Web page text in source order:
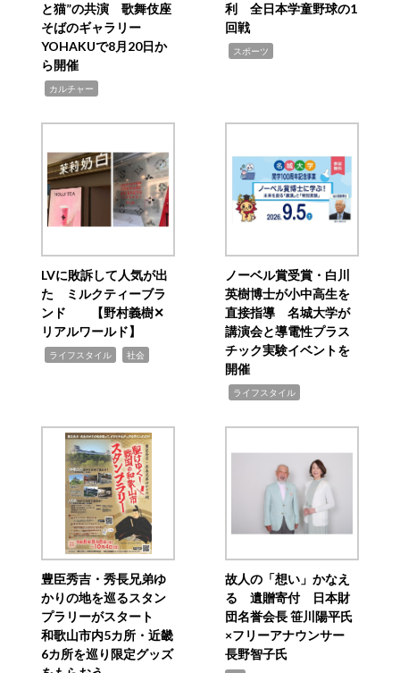
と猫”の共演 歌舞伎座
そばのギャラリー
YOHAKUで8月20日か
ら開催
カルチャー
利 全日本学童野球の1
回戦
スポーツ
LVに敗訴して人気が出
た ミルクティーブラ
ンド 【野村義樹✕
リアルワールド】
ライフスタイル 社会
ノーベル賞受賞・白川
英樹博士が小中高生を
直接指導 名城大学が
講演会と導電性プラス
チック実験イベントを
開催
ライフスタイル
豊臣秀吉・秀長兄弟ゆ
かりの地を巡るスタン
プラリーがスタート
和歌山市内5カ所・近畿
6カ所を巡り限定グッズ
故人の「想い」かなえ
る 遺贈寄付 日本財
団名誉会長 笹川陽平氏
×フリーアナウンサー
長野智子氏